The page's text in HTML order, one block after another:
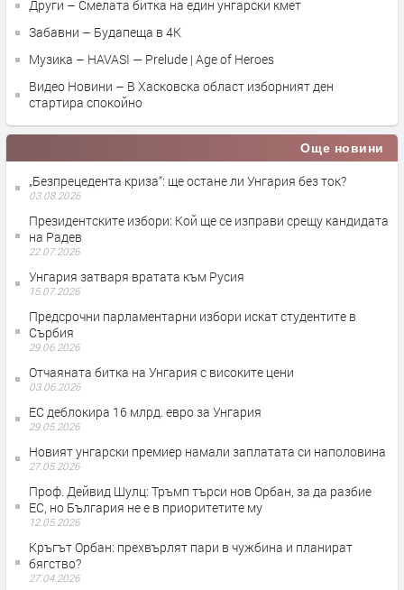
Други – Смелата битка на един унгарски кмет
Забавни – Будапеща в 4K
Музика – HAVASI — Prelude | Age of Heroes
Видео Новини – В Хасковска област изборният ден
стартира спокойно
Още новини
„Безпрецедента криза“: ще остане ли Унгария без ток?
03.08.2026
Президентските избори: Кой ще се изправи срещу кандидата
на Радев
22.07.2026
Унгария затваря вратата към Русия
15.07.2026
Предсрочни парламентарни избори искат студентите в
Сърбия
29.06.2026
Отчаяната битка на Унгария с високите цени
03.06.2026
ЕС деблокира 16 млрд. евро за Унгария
29.05.2026
Новият унгарски премиер намали заплатата си наполовина
27.05.2026
Проф. Дейвид Шулц: Тръмп търси нов Орбан, за да разбие
ЕС, но България не е в приоритетите му
12.05.2026
Кръгът Орбан: прехвърлят пари в чужбина и планират
бягство?
27.04.2026